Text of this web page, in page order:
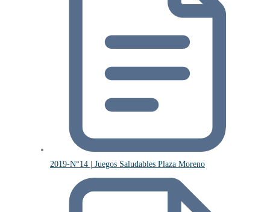
2019-N°14 | Juegos Saludables Plaza Moreno